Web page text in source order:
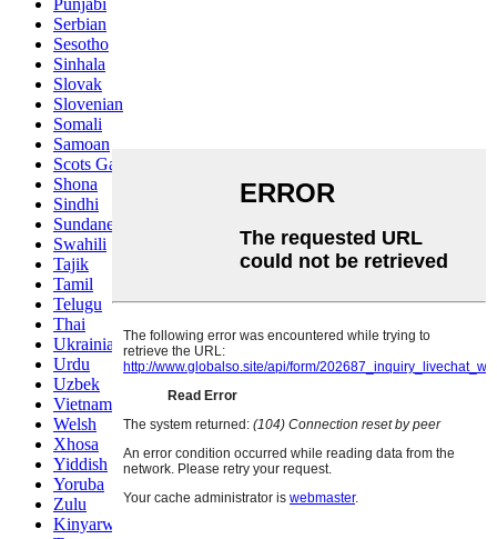
Punjabi
Serbian
Sesotho
Sinhala
Slovak
Slovenian
Somali
Samoan
Scots Gaelic
Shona
Sindhi
Sundanese
Swahili
Tajik
Tamil
Telugu
Thai
Ukrainian
Urdu
Uzbek
Vietnamese
Welsh
Xhosa
Yiddish
Yoruba
Zulu
Kinyarwanda